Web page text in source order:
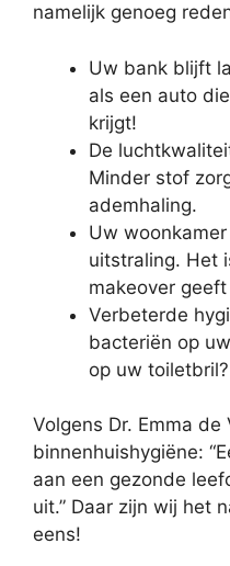
namelijk genoeg
Uw bank blijft
als een auto
krijgt!
De
Minder stof
ademhaling.
Uw
uitstraling. Het
makeover
Verbeterde
bacteriën op
op uw
Volgens Dr. Emma
binnenhuishygiëne:
aan een gezonde
uit.” Daar zijn wij het
eens!